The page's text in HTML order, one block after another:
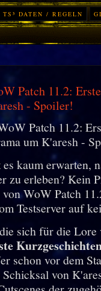
TS³ DATEN / REGELN
Patch 11.2:
- Spoiler!
kaum erwarten,
zu erleben? Kein
WoW Patch
Testserver auf
sich für die
schon vor dem
von